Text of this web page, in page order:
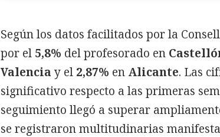
Según los datos facilitados por la
por el 5,8% del profesorado en
Valencia y el 2,87% en Alicante. Las
significativo respecto a las primeras
seguimiento llegó a superar
se registraron multitudinarias